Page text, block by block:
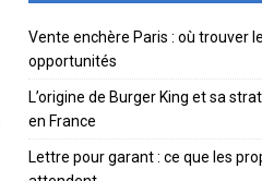
Vente enchère Paris : où trouver
opportunités
L’origine de Burger King et sa
en France
Lettre pour garant : ce que les